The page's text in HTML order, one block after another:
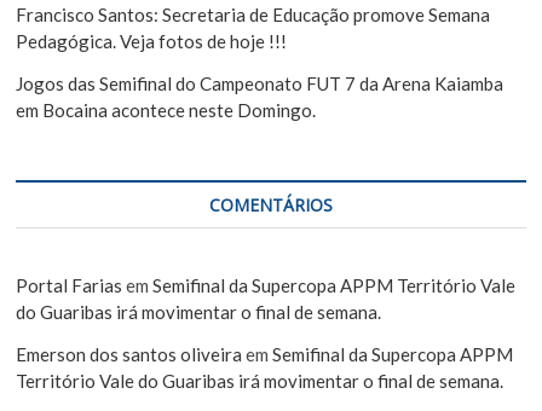
Francisco Santos: Secretaria de Educação promove Semana
Pedagógica. Veja fotos de hoje !!!
Jogos das Semifinal do Campeonato FUT 7 da Arena Kaiamba
em Bocaina acontece neste Domingo.
COMENTÁRIOS
Portal Farias emSemifinal da Supercopa APPM Território Vale
do Guaribas irá movimentar o final de semana.
Emerson dos santos oliveira emSemifinal da Supercopa APPM
Território Vale do Guaribas irá movimentar o final de semana.